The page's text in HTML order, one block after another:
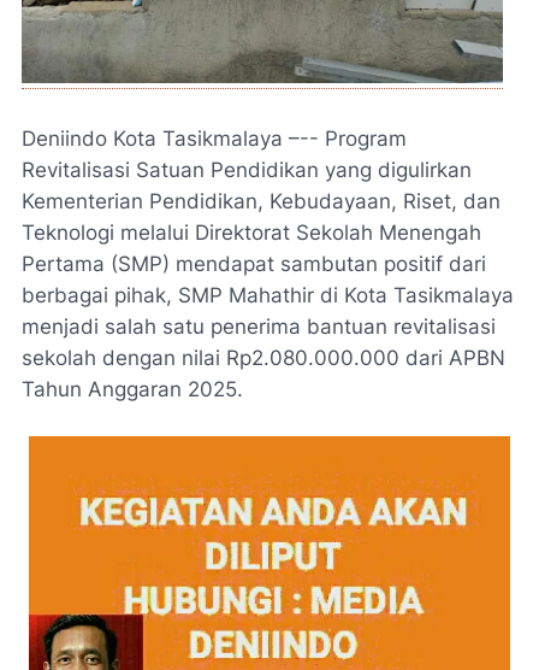
Deniindo Kota Tasikmalaya –-- Program
Revitalisasi Satuan Pendidikan yang digulirkan
Kementerian Pendidikan, Kebudayaan, Riset, dan
Teknologi melalui Direktorat Sekolah Menengah
Pertama (SMP) mendapat sambutan positif dari
berbagai pihak, SMP Mahathir di Kota Tasikmalaya
menjadi salah satu penerima bantuan revitalisasi
sekolah dengan nilai Rp2.080.000.000 dari APBN
Tahun Anggaran 2025.